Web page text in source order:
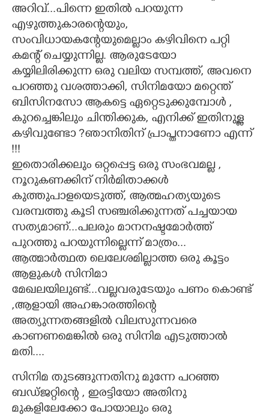
അറിവ്...പിന്നെ ഇതിൽ പറയുന്ന
എഴുത്തുകാരന്റെയും,
സംവിധായകന്റേയുമെല്ലാം കഴിവിനെ പറ്റി
കമന്റ് ചെയ്യുന്നില്ല. ആരുടേയോ
കയ്യിലിരിക്കുന്ന ഒരു വലിയ സമ്പത്ത്, അവനെ
പറഞ്ഞു വശത്താക്കി, സിനിമയോ മറ്റെന്ത്
ബിസിനസോ ആകട്ടെ ഏറ്റെടുക്കുമ്പോൾ ,
കുറച്ചെങ്കിലും ചിന്തിക്കുക, എനിക്ക് ഇതിനുള്ള
കഴിവുണ്ടോ ?ഞാനിതിന് പ്രാപ്തനാണോ എന്ന്
!!!
ഇതൊരിക്കലും ഒറ്റപ്പെട്ട ഒരു സംഭവമല്ല ,
നൂറുകണക്കിന് നിർമിതാക്കൾ
കുത്തുപാളയെടുത്ത്, ആത്മഹത്യയുടെ
വരമ്പത്തു കൂടി സഞ്ചരിക്കുന്നത് പച്ചയായ
സത്യമാണ്...പലരും മാനനഷ്ടമോർത്ത്
പുറത്തു പറയുന്നില്ലെന്ന് മാത്രം...
ആത്മാർത്ഥത ലെലേശമില്ലാത്ത ഒരു കൂട്ടം
ആളുകൾ സിനിമാ
മേഖലയിലുണ്ട്...വല്ലവരുടേയും പണം കൊണ്ട്
,ആളായി അഹങ്കാരത്തിന്റെ
അത്യുന്നതങ്ങളിൽ വിലസുന്നവരെ
കാണണമെങ്കിൽ ഒരു സിനിമ എടുത്താൽ
മതി....
സിനിമ തുടങ്ങുന്നതിനു മുന്നേ പറഞ്ഞ
ബഡ്ജറ്റിന്റെ , ഇരട്ടിയോ അതിനു
മുകളിലേക്കോ പോയാലും ഒരു